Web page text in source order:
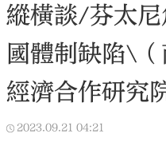
縱橫談/芬太
國體制缺陷\
經濟合作研究
2023.09.21 04:21